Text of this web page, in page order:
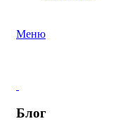
Меню
Блог